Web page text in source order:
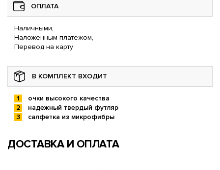
ОПЛАТА
Наличными,
Наложенным платежом,
Перевод на карту
В КОМПЛЕКТ ВХОДИТ
очки высокого качества
надежный твердый футляр
салфетка из микрофибры
ДОСТАВКА И ОПЛАТА